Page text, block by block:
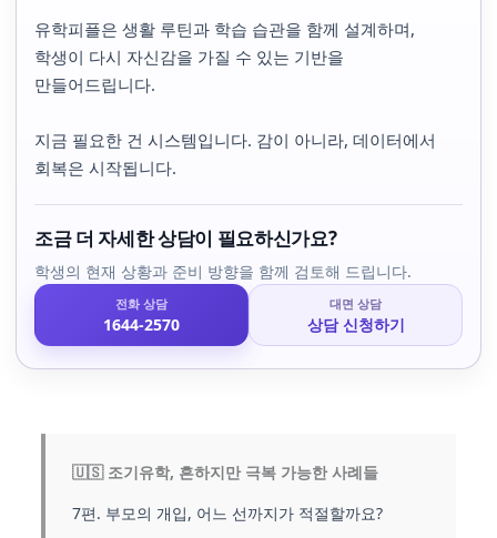
유학피플은 생활 루틴과 학습 습관을 함께 설계하며,
학생이 다시 자신감을 가질 수 있는 기반을
만들어드립니다.
지금 필요한 건 시스템입니다. 감이 아니라, 데이터에서
회복은 시작됩니다.
조금 더 자세한 상담이 필요하신가요?
학생의 현재 상황과 준비 방향을 함께 검토해 드립니다.
전화 상담
1644-2570
대면 상담
상담 신청하기
🇺🇸 조기유학, 흔하지만 극복 가능한 사례들
7편. 부모의 개입, 어느 선까지가 적절할까요?